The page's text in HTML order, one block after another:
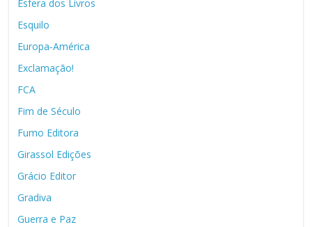
Esfera dos Livros
Esquilo
Europa-América
Exclamação!
FCA
Fim de Século
Fumo Editora
Girassol Edições
Grácio Editor
Gradiva
Guerra e Paz